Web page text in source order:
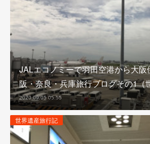
JALエコノミーで羽田空港から大
阪・奈良・兵庫旅行ブログその1
2020.09.05 05:55
世界遺産旅行記